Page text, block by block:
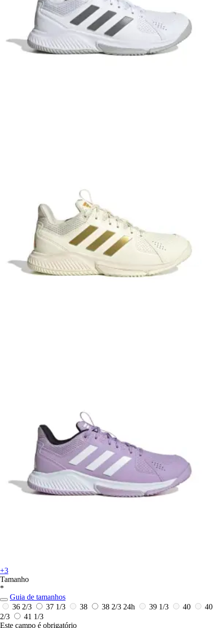
+3
Tamanho
*
Guia de tamanhos
36 2/3
37 1/3 38 38 2/3 24h 39 1/3 40
40
2/3
41 1/3
Este campo é obrigatório